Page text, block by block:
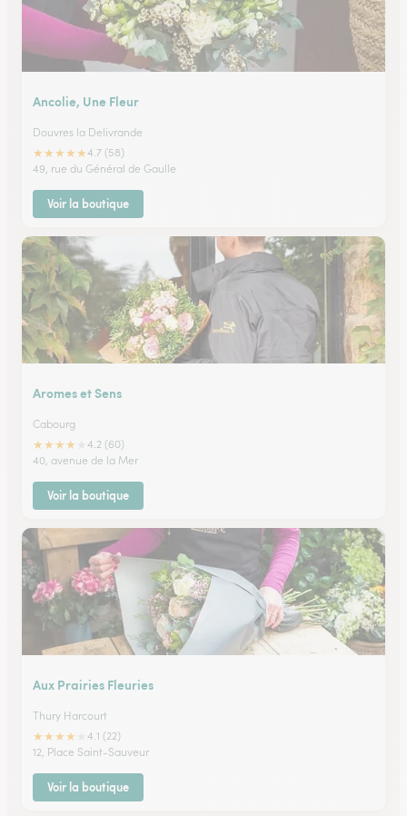
Ancolie, Une Fleur
Douvres la Delivrande
★★★★★4.7 (58)
49, rue du Général de Gaulle
Voir la boutique
Aromes et Sens
Cabourg
★★★★
4.2 (60)
40, avenue de la Mer
Voir la boutique
Aux Prairies Fleuries
Thury Harcourt
★★★★
4.1 (22)
12, Place Saint-Sauveur
Voir la boutique